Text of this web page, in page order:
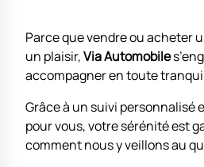
Parce que vendre ou acheter
un plaisir,Via Automobile
accompagner en toute
Grâce à un suivi personnalisé
pour vous, votre sérénité est
comment nous y veillons au